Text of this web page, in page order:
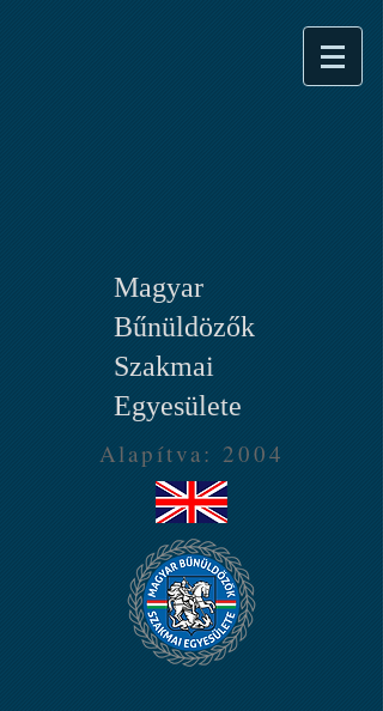
Magyar
Bűnüldözők
Szakmai
Egyesülete
Alapítva: 2004